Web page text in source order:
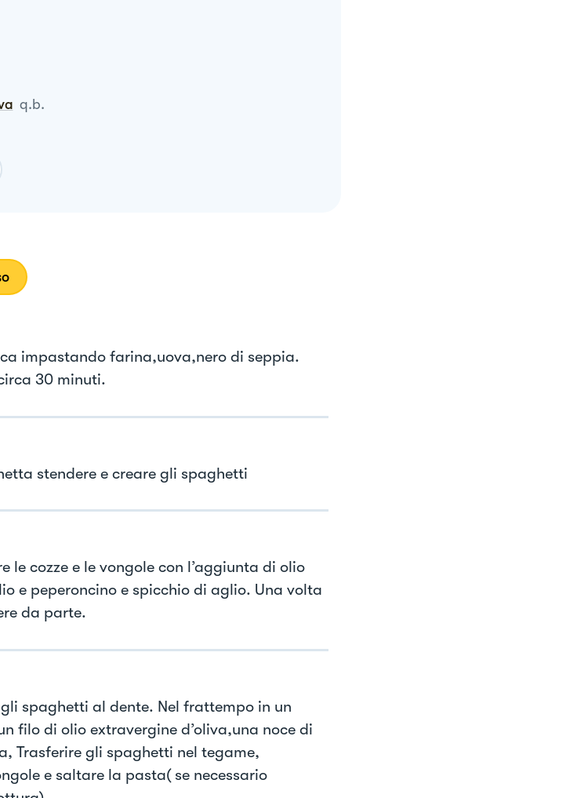
q.b.
impastando farina,uova,nero di seppia.
30 minuti.
stendere e creare gli spaghetti
le cozze e le vongole con l’aggiunta di olio
e peperoncino e spicchio di aglio. Una volta
da parte.
spaghetti al dente. Nel frattempo in un
filo di olio extravergine d’oliva,una noce di
Trasferire gli spaghetti nel tegame,
e saltare la pasta( se necessario